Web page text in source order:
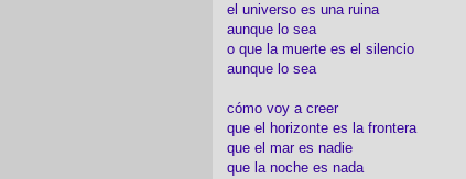
el universo es una ruina
aunque lo sea
o que la muerte es el silencio
aunque lo sea
cómo voy a creer
que el horizonte es la frontera
que el mar es nadie
que la noche es nada